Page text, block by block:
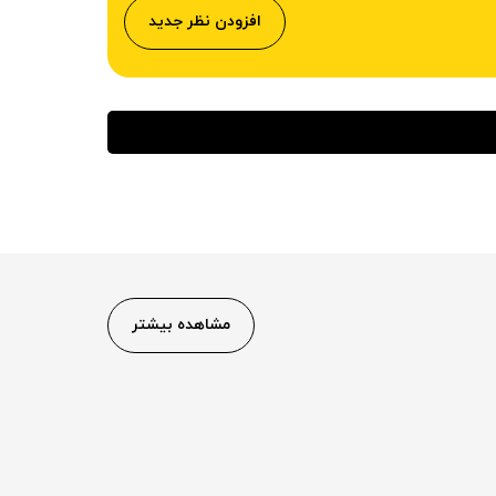
افزودن نظر جدید
مشاهده بیشتر